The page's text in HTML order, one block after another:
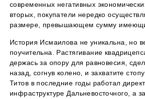
современных негативных
вторых, покупатели нередко
размере, превышающем сумму
История Исмаилова не уникальна, но
поучительна. Растягивание
держась за опору для равновесия,
назад, согнув колено, и захватите
Титов в последние годы работал
инфраструктуре Дальневосточного, а